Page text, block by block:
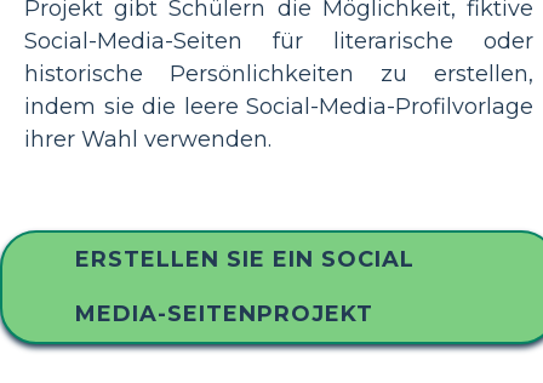
Projekt gibt Schülern die Möglichkeit, fiktive
Social-Media-Seiten für literarische oder
historische Persönlichkeiten zu erstellen,
indem sie die leere Social-Media-Profilvorlage
ihrer Wahl verwenden.
ERSTELLEN SIE EIN SOCIAL
MEDIA-SEITENPROJEKT